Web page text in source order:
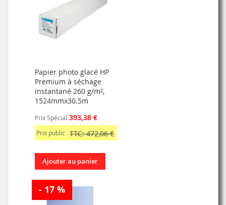
Papier photo glacé HP
Premium à séchage
instantané 260 g/m²,
1524mmx30.5m
Prix Spécial 393,38 €
Prix public TTC: 472,06 €
Ajouter au panier
- 17 %